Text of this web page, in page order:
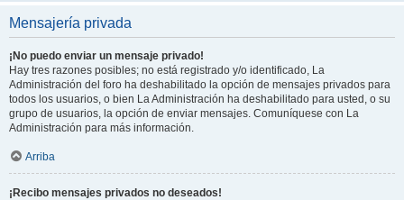
Mensajería privada
¡No puedo enviar un mensaje privado!
Hay tres razones posibles; no está registrado y/o identificado, La
Administración del foro ha deshabilitado la opción de mensajes privados para
todos los usuarios, o bien La Administración ha deshabilitado para usted, o su
grupo de usuarios, la opción de enviar mensajes. Comuníquese con La
Administración para más información.
Arriba
¡Recibo mensajes privados no deseados!